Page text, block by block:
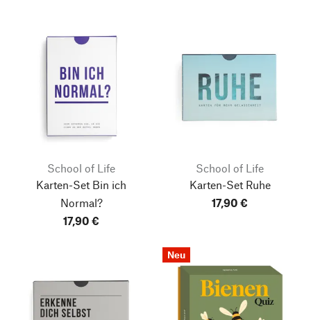
School of Life
Karten-Set Bin ich
Normal?
17,90 €
School of Life
Karten-Set Ruhe
17,90 €
Neu